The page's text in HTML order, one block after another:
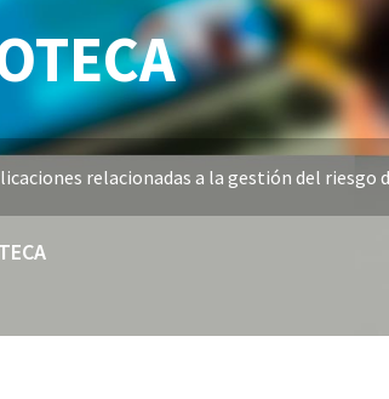
relacionadas a la gestión del riesgo